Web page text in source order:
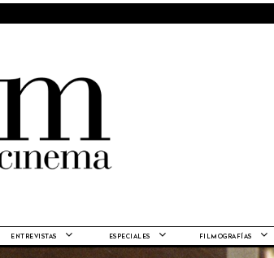
ENTREVISTAS ESPECIALES FILMOGRAFÍAS